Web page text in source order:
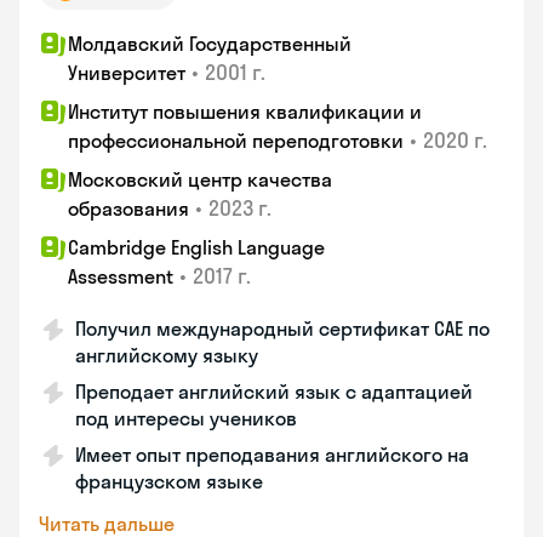
Молдавский Государственный
Университет • 2001 г.
Институт повышения квалификации и
профессиональной переподготовки • 2020 г.
Московский центр качества
образования • 2023 г.
Cambridge English Language
Assessment • 2017 г.
Получил международный сертификат CAE по
английскому языку
Преподает английский язык с адаптацией
под интересы учеников
Имеет опыт преподавания английского на
французском языке
Читать дальше